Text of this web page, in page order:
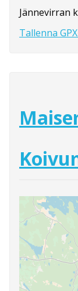
Jännevirran
Tallenna